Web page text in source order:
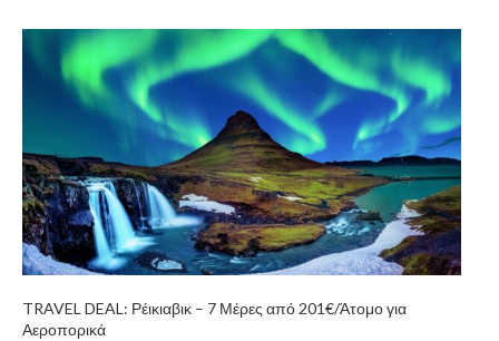
TRAVEL DEAL: Ρέικιαβικ – 7 Μέρες από 201€/Άτομο για
Αεροπορικά